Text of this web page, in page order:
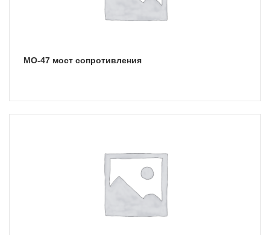
МО-47 мост сопротивления